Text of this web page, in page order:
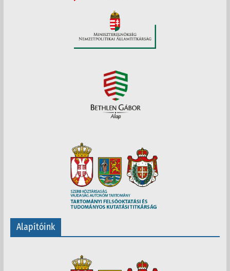
Alapítóink